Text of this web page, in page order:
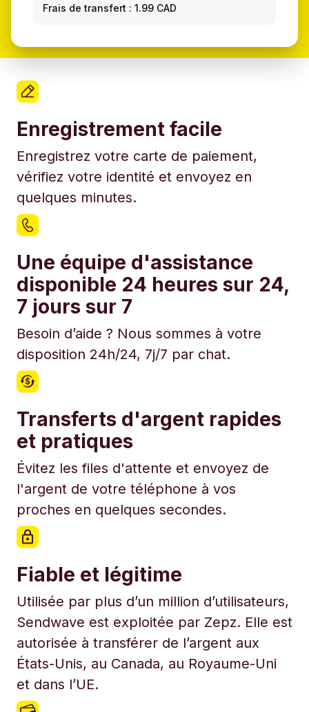
Frais de transfert : 1.99 CAD
Enregistrement facile
Enregistrez votre carte de paiement,
vérifiez votre identité et envoyez en
quelques minutes.
Une équipe d'assistance
disponible 24 heures sur 24,
7 jours sur 7
Besoin d’aide ? Nous sommes à votre
disposition 24h/24, 7j/7 par chat.
Transferts d'argent rapides
et pratiques
Évitez les files d'attente et envoyez de
l'argent de votre téléphone à vos
proches en quelques secondes.
Fiable et légitime
Utilisée par plus d’un million d’utilisateurs,
Sendwave est exploitée par Zepz. Elle est
autorisée à transférer de l’argent aux
États-Unis, au Canada, au Royaume-Uni
et dans l’UE.